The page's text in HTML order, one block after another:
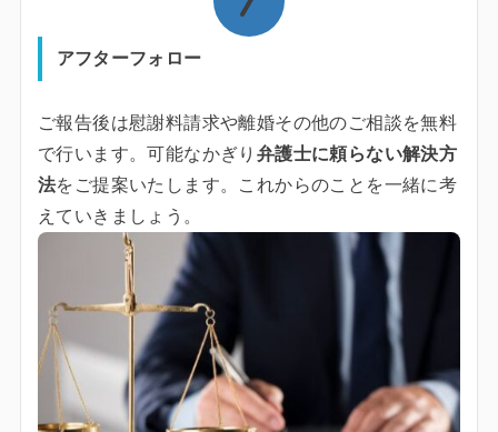
アフターフォロー
ご報告後は慰謝料請求や離婚その他のご相談を無料
で行います。可能なかぎり 弁護士に頼らない解決方
法をご提案いたします。これからのことを一緒に考
えていきましょう。